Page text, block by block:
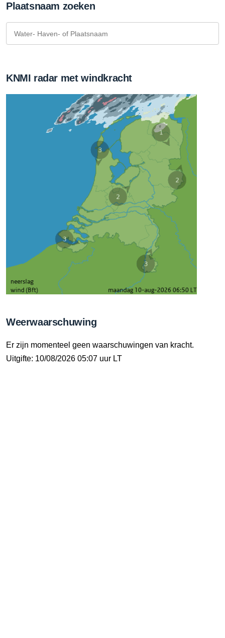
Plaatsnaam zoeken
KNMI radar met windkracht
Weerwaarschuwing
Er zijn momenteel geen waarschuwingen van kracht.
Uitgifte: 10/08/2026 05:07 uur LT